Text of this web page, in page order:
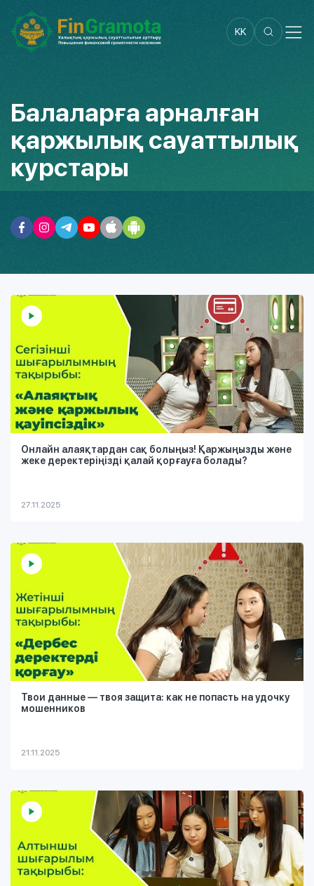
KK
Балаларға арналған
қаржылық сауаттылық
курстары
Онлайн алаяқтардан сақ болыңыз! Қаржыңызды және
жеке деректеріңізді қалай қорғауға болады?
27.11.2025
Твои данные — твоя защита: как не попасть на удочку
мошенников
21.11.2025